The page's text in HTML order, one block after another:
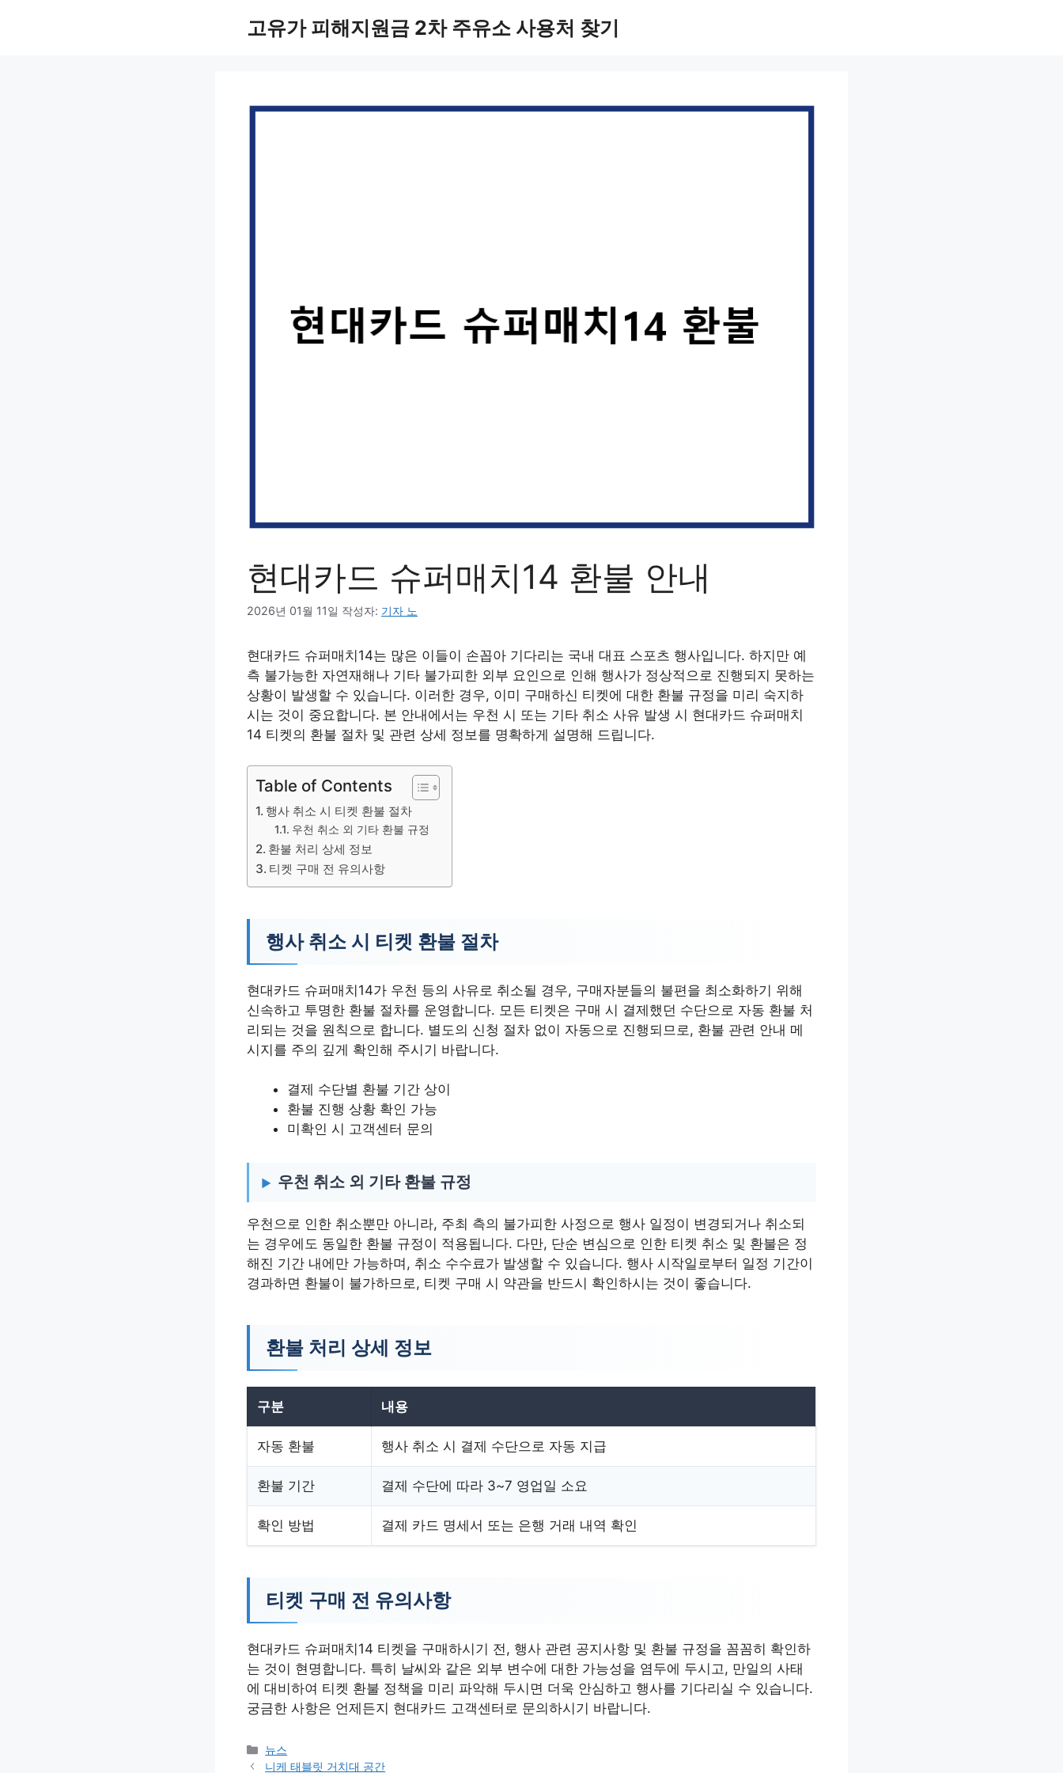
고유가 피해지원금 2차 주유소 사용처 찾기
현대카드 슈퍼매치14 환불 안내
2026년 01월 11일 작성자: 기자 노
현대카드 슈퍼매치14는 많은 이들이 손꼽아 기다리는 국내 대표 스포츠 행사입니다. 하지만 예
측 불가능한 자연재해나 기타 불가피한 외부 요인으로 인해 행사가 정상적으로 진행되지 못하는
상황이 발생할 수 있습니다. 이러한 경우, 이미 구매하신 티켓에 대한 환불 규정을 미리 숙지하
시는 것이 중요합니다. 본 안내에서는 우천 시 또는 기타 취소 사유 발생 시 현대카드 슈퍼매치
14 티켓의 환불 절차 및 관련 상세 정보를 명확하게 설명해 드립니다.
Table of Contents
행사 취소 시 티켓 환불 절차
우천 취소 외 기타 환불 규정
환불 처리 상세 정보
티켓 구매 전 유의사항
행사 취소 시 티켓 환불 절차
현대카드 슈퍼매치14가 우천 등의 사유로 취소될 경우, 구매자분들의 불편을 최소화하기 위해
신속하고 투명한 환불 절차를 운영합니다. 모든 티켓은 구매 시 결제했던 수단으로 자동 환불 처
리되는 것을 원칙으로 합니다. 별도의 신청 절차 없이 자동으로 진행되므로, 환불 관련 안내 메
시지를 주의 깊게 확인해 주시기 바랍니다.
결제 수단별 환불 기간 상이
환불 진행 상황 확인 가능
미확인 시 고객센터 문의
우천 취소 외 기타 환불 규정
우천으로 인한 취소뿐만 아니라, 주최 측의 불가피한 사정으로 행사 일정이 변경되거나 취소되
는 경우에도 동일한 환불 규정이 적용됩니다. 다만, 단순 변심으로 인한 티켓 취소 및 환불은 정
해진 기간 내에만 가능하며, 취소 수수료가 발생할 수 있습니다. 행사 시작일로부터 일정 기간이
경과하면 환불이 불가하므로, 티켓 구매 시 약관을 반드시 확인하시는 것이 좋습니다.
환불 처리 상세 정보
구분 내용
자동 환불 행사 취소 시 결제 수단으로 자동 지급
환불 기간 결제 수단에 따라 3~7 영업일 소요
확인 방법 결제 카드 명세서 또는 은행 거래 내역 확인
티켓 구매 전 유의사항
현대카드 슈퍼매치14 티켓을 구매하시기 전, 행사 관련 공지사항 및 환불 규정을 꼼꼼히 확인하
는 것이 현명합니다. 특히 날씨와 같은 외부 변수에 대한 가능성을 염두에 두시고, 만일의 사태
에 대비하여 티켓 환불 정책을 미리 파악해 두시면 더욱 안심하고 행사를 기다리실 수 있습니다.
궁금한 사항은 언제든지 현대카드 고객센터로 문의하시기 바랍니다.
카
테
뉴스
니케 태블릿 거치대 공간